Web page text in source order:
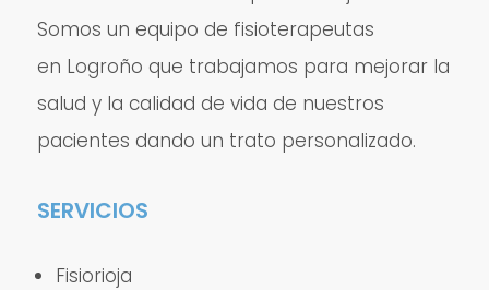
Somos un equipo de fisioterapeutas
en Logroño que trabajamos para mejorar la
salud y la calidad de vida de nuestros
pacientes dando un trato personalizado.
SERVICIOS
Fisiorioja